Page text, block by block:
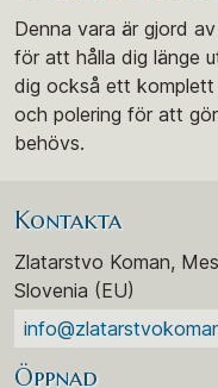
Denna vara är gjord
för att hålla dig länge
dig också ett
och polering för att
behövs.
Kontakta
Zlatarstvo Koman,
Slovenia (EU)
Öppnad